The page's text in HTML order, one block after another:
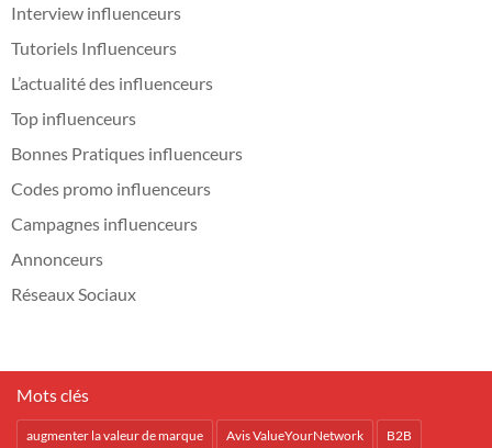
Interview influenceurs
Tutoriels Influenceurs
L’actualité des influenceurs
Top influenceurs
Bonnes Pratiques influenceurs
Codes promo influenceurs
Campagnes influenceurs
Annonceurs
Réseaux Sociaux
Mots clés
augmenter la valeur de marque Avis ValueYourNetwork B2B